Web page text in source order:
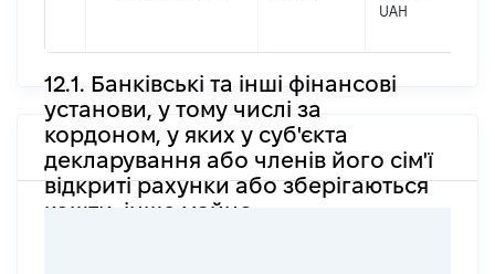
UAH
12.1. Банківські та інші фінансові
установи, у тому числі за
кордоном, у яких у суб'єкта
декларування або членів його сім'ї
відкриті рахунки або зберігаються
кошти, інше майно